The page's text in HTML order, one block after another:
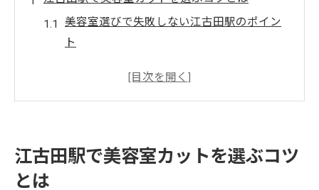
美容室選びで失敗しない江古田駅のポイン
ト
予約なしでも安心な美容室の活用術
江古田駅で美容室カットを選ぶコツ
とは